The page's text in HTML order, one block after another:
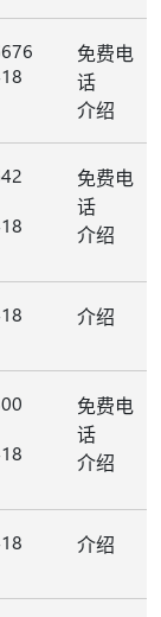
免费电
话
介绍
免费电
话
介绍
介绍
免费电
话
介绍
介绍